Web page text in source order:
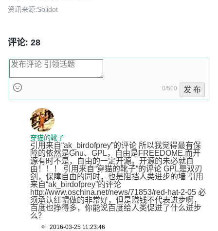
资讯来源:Solidot
评论: 28
0/500 发 布
穿猫的靴子
引用来自“ak_birdofprey”的评论 所以我觉得最有保
障的依然是Gnu、GPL，自由是FREEDOME.而开
源有时不是，自由的一定开源。开源的未必就自
由！！！ 引用来自“穿猫的靴子”的评论 GPL是双刃
剑，保障自由的同时，也是阻挡人类进步的墙 引用
来自“ak_birdofprey”的评论
http://www.oschina.net/news/71853/red-hat-2-05 必
须承认红帽做的非常好，但是赚钱不代表进步啊，
百度也挣得多，你能说百度给人类促进了什么进步
么？
2016-03-25 11:23:46